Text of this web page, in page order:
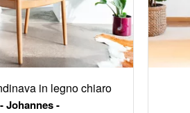
in legno chiaro
Johannes